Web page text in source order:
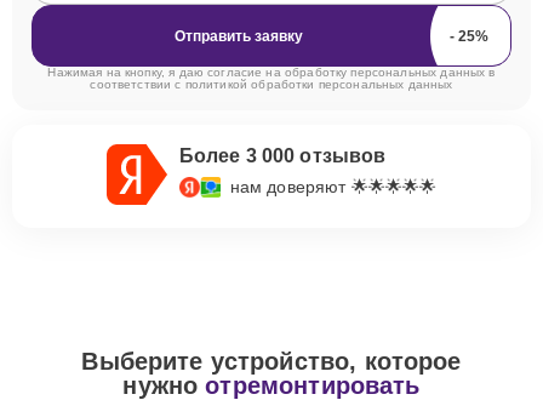
Отправить заявку
Нажимая на кнопку, я даю согласие на обработку персональных данных в
соответствии с политикой обработки персональных данных
Более 3 000 отзывов
нам доверяют 🌟🌟🌟🌟🌟
Выберите устройство, которое
нужноотремонтировать